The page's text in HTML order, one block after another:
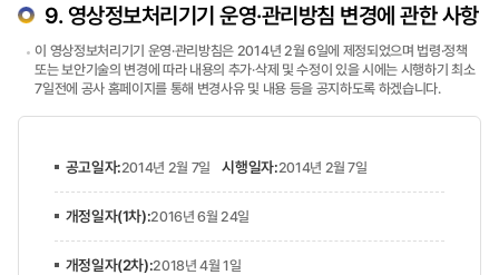
9. 영상정보처리기기 운영·관리방침 변경에 관한 사항
이 영상정보처리기기 운영·관리방침은 2014년 2월 6일에 제정되었으며 법령·정책
또는 보안기술의 변경에 따라 내용의 추가·삭제 및 수정이 있을 시에는 시행하기 최소
7일전에 공사 홈페이지를 통해 변경사유 및 내용 등을 공지하도록 하겠습니다.
공고일자:2014년 2월 7일 시행일자:2014년 2월 7일
개정일자(1차):2016년 6월 24일
개정일자(2차):2018년 4월 1일